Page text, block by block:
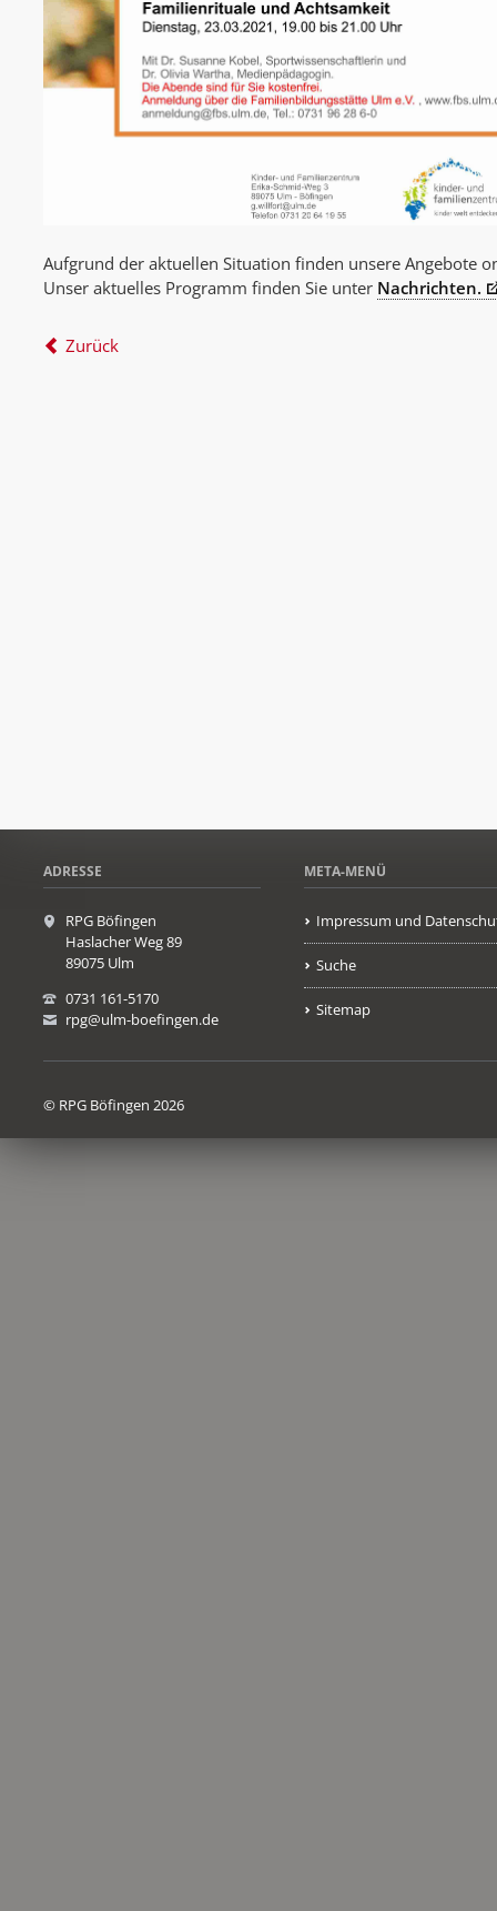
Aufgrund der aktuellen Situation finden unsere Angebote
Unser aktuelles Programm finden Sie unter Nachrichten.
Zurück
ADRESSE
RPG Böfingen
Haslacher Weg 89
89075 Ulm
0731 161-5170
rpg@ulm-boefingen.de
META-MENÜ
Impressum und
Suche
Sitemap
© RPG Böfingen 2026